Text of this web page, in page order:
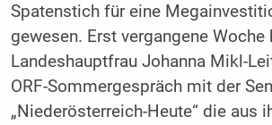
Spatenstich für eine
gewesen. Erst vergangene Woche
Landeshauptfrau Johanna Mikl-
ORF-Sommergespräch mit der
„Niederösterreich-Heute“ die aus